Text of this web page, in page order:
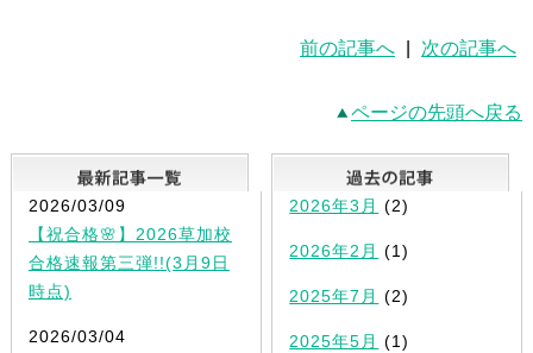
前の記事へ 次の記事へ
ページの先頭へ戻る
最新記事一覧
2026/03/09
【祝合格🌸】2026草加校
合格速報第三弾!!(3月9日
時点)
2026/03/04
2026年3月 (2)
2026年2月 (1)
2025年7月 (2)
2025年5月 (1)